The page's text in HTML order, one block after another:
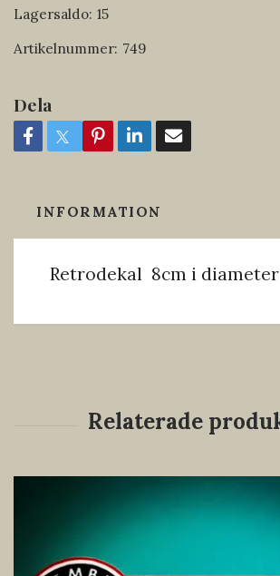
Lagersaldo: 15
Artikelnummer: 749
Dela
INFORMATION
Retrodekal 8cm i diameter